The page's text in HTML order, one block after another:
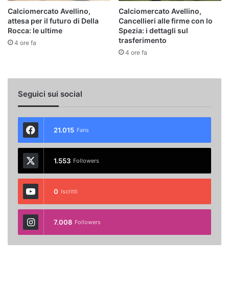
Calciomercato Avellino,
attesa per il futuro di Della
Rocca: le ultime
4 ore fa
Calciomercato Avellino,
Cancellieri alle firme con lo
Spezia: i dettagli sul
trasferimento
4 ore fa
Seguici sui social
21.015 Fans
1.553 Followers
0 Iscritti
7.008 Followers